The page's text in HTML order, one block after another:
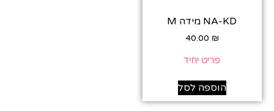
NA-KD מידה M
40.00 ₪
פריט יחיד
הוספה לסל